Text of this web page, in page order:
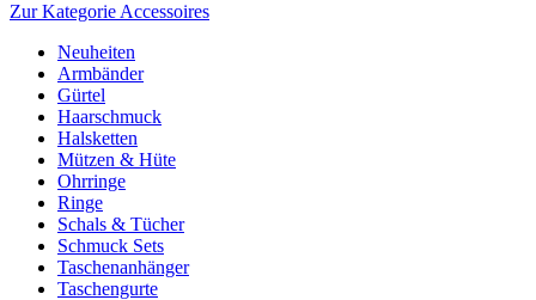
Zur Kategorie Accessoires
Neuheiten
Armbänder
Gürtel
Haarschmuck
Halsketten
Mützen & Hüte
Ohrringe
Ringe
Schals & Tücher
Schmuck Sets
Taschenanhänger
Taschengurte